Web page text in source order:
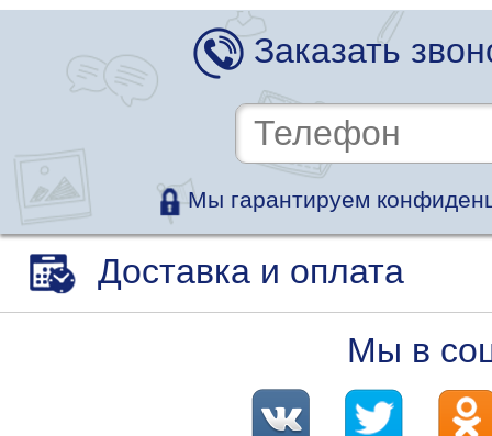
Заказать
Мы гарантируем
Доставка и оплата
Мы в